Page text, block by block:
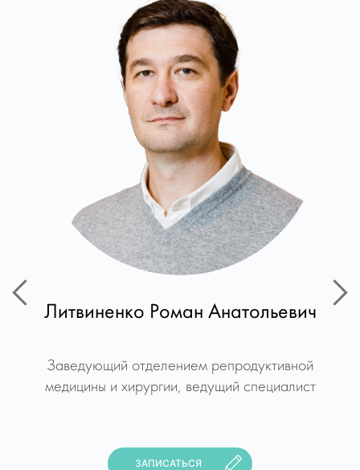
Литвиненко Роман Анатольевич
Заведующий отделением репродуктивной
медицины и хирургии, ведущий специалист
ЗАПИСАТЬСЯ